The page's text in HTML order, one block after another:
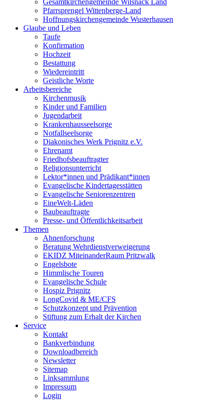
Gesamtkirchengemeinde Wilsnack Land
Pfarrsprengel Wittenberge-Land
Hoffnungskirchengemeinde Wusterhausen
Glaube und Leben
Taufe
Konfirmation
Hochzeit
Bestattung
Wiedereintritt
Geistliche Worte
Arbeitsbereiche
Kirchenmusik
Kinder und Familien
Jugendarbeit
Krankenhausseelsorge
Notfallseelsorge
Diakonisches Werk Prignitz e.V.
Ehrenamt
Friedhofsbeauftragter
Religionsunterricht
Lektor*innen und Prädikant*innen
Evangelische Kindertagesstätten
Evangelische Seniorenzentren
EineWelt-Läden
Baubeauftragte
Presse- und Öffentlichkeitsarbeit
Themen
Ahnenforschung
Beratung Wehrdienstverweigerung
EKIDZ MiteinanderRaum Pritzwalk
Engelsbote
Himmlische Touren
Evangelische Schule
Hospiz Prignitz
LongCovid & ME/CFS
Schutzkonzept und Prävention
Stiftung zum Erhalt der Kirchen
Service
Kontakt
Bankverbindung
Downloadbereich
Newsletter
Sitemap
Linksammlung
Impressum
Login